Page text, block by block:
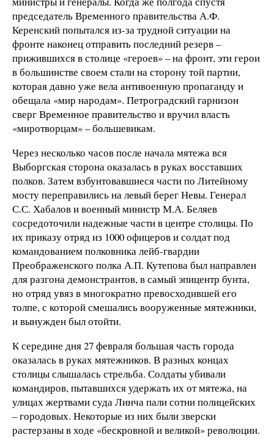
председатель Временного правительства А.Ф.
Керенский попытался из-за трудной ситуации на
фронте наконец отправить последний резерв –
прижившихся в столице «героев» – на фронт, эти герои
в большинстве своем стали на сторону той партии,
которая давно уже вела антивоенную пропаганду и
обещала «мир народам». Петроградский гарнизон
сверг Временное правительство и вручил власть
«миротворцам» – большевикам.
Через несколько часов после начала мятежа вся
Выборгская сторона оказалась в руках восставших
полков. Затем взбунтовавшиеся части по Литейному
мосту переправились на левый берег Невы. Генерал
С.С. Хабалов и военный министр М.А. Беляев
сосредоточили надежные части в центре столицы. По
их приказу отряд из 1000 офицеров и солдат под
командованием полковника лейб-гвардии
Преображенского полка А.П. Кутепова был направлен
для разгона демонстрантов, в самый эпицентр бунта,
но отряд увяз в многократно превосходившей его
толпе, с которой смешались вооруженные мятежники,
и вынужден был отойти.
К середине дня 27 февраля большая часть города
оказалась в руках мятежников. В разных концах
столицы слышалась стрельба. Солдаты убивали
командиров, пытавшихся удержать их от мятежа, на
улицах жертвами суда Линча пали сотни полицейских
– городовых. Некоторые из них были зверски
растерзаны в ходе «бескровной и великой» революции.